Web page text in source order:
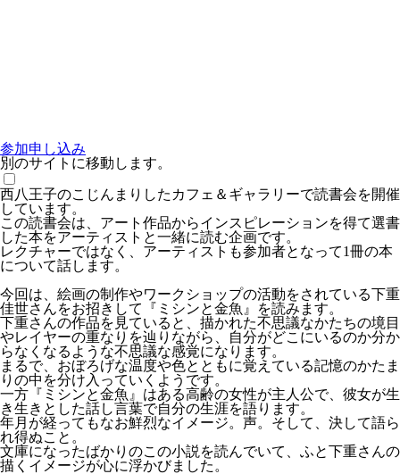
参加申し込み
別のサイトに移動します。
西八王子のこじんまりしたカフェ＆ギャラリーで読書会を開催
しています。
この読書会は、アート作品からインスピレーションを得て選書
した本をアーティストと一緒に読む企画です。
レクチャーではなく、アーティストも参加者となって1冊の本
について話します。
今回は、絵画の制作やワークショップの活動をされている下重
佳世さんをお招きして『ミシンと金魚』を読みます。
下重さんの作品を見ていると、描かれた不思議なかたちの境目
やレイヤーの重なりを辿りながら、自分がどこにいるのか分か
らなくなるような不思議な感覚になります。
まるで、おぼろげな温度や色とともに覚えている記憶のかたま
りの中を分け入っていくようです。
一方『ミシンと金魚』はある高齢の女性が主人公で、彼女が生
き生きとした話し言葉で自分の生涯を語ります。
年月が経ってもなお鮮烈なイメージ。声。そして、決して語ら
れ得ぬこと。
文庫になったばかりのこの小説を読んでいて、ふと下重さんの
描くイメージが心に浮かびました。